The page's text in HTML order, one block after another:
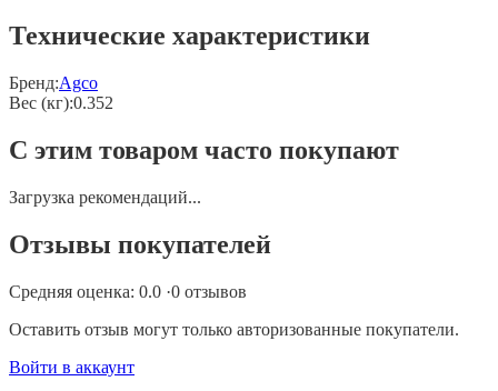
Технические характеристики
Бренд:Agco
Вес (кг):0.352
С этим товаром часто покупают
Загрузка рекомендаций...
Отзывы покупателей
Средняя оценка: 0.0 ·0 отзывов
Оставить отзыв могут только авторизованные покупатели.
Войти в аккаунт